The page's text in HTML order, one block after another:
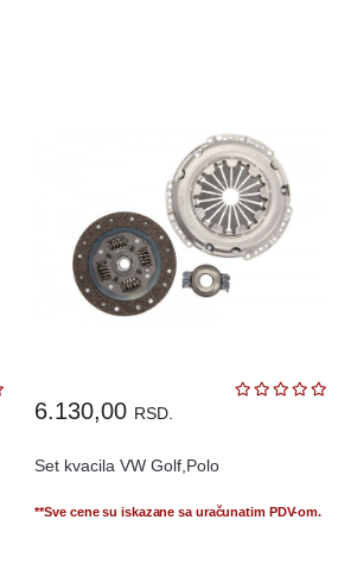
6.130,00 RSD.
Set kvacila VW Golf,Polo
**Sve cene su iskazane sa uračunatim PDV-om.